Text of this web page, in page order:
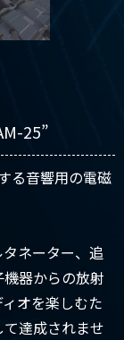
25”
る音響用の電磁
ネーター、追
器からの放射
オを楽しむた
達成されませ